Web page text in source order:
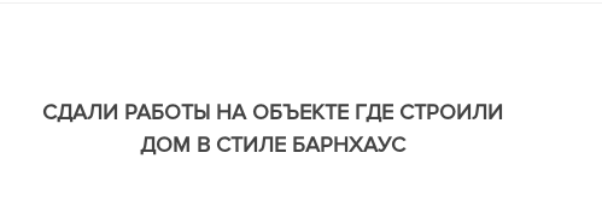
СДАЛИ РАБОТЫ НА ОБЪЕКТЕ ГДЕ СТРОИЛИ
ДОМ В СТИЛЕ БАРНХАУС